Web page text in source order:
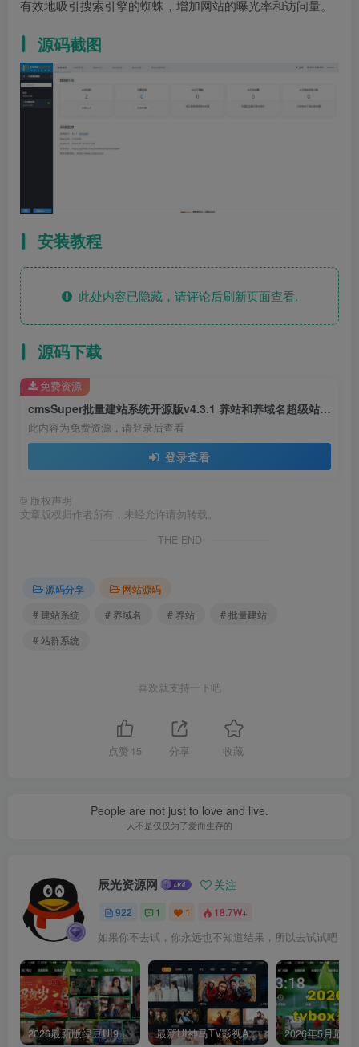
有效地吸引搜索引擎的蜘蛛，增加网站的曝光率和访问量。
源码截图
安装教程
此处内容已隐藏，请评论后刷新页面查看.
源码下载
cmsSuper批量建站系统开源版v4.3.1 养站和养域名超级站群系统网站源码
此内容为免费资源，请登录后查看
登录查看
免费资源
© 版权声明
文章版权归作者所有，未经允许请勿转载。
THE END
源码分享
网站源码
# 建站系统
# 养域名 # 养站
# 批量建站
# 站群系统
喜欢就支持一下吧
点赞 15 分享 收藏
People are not just to love and live.
人不是仅仅为了爱而生存的
辰光资源网 关注
922 1 1 18.7W+
如果你不去试，你永远也不知道结果，所以去试试吧
2026最新版绿豆UI9双端影视APP源码 最新UI神马TV影视APP源码 乐檬影视苹果CMS后台 包含前后端源码